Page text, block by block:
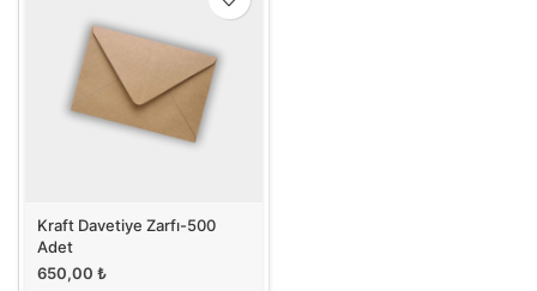
Kraft Davetiye Zarfı-500
Adet
650,00 ₺